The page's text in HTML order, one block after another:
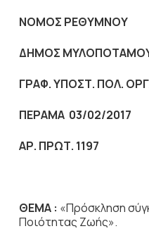
NOMOΣ ΡΕΘΥΜΝΟΥ
ΔΗΜΟΣ
ΓΡΑΦ. ΥΠΟΣΤ. ΠΟΛ.
ΠΕΡΑΜΑ 03/02/2017
ΑΡ. ΠΡΩΤ. 1197
ΘΕΜΑ : «Πρόσκληση
Ποιότητας Ζωής».